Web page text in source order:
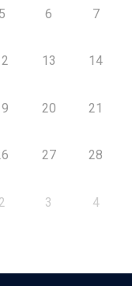
5 6 7
13 14
20 21
27 28
2 3 4